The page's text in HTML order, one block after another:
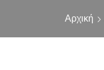
Αρχική